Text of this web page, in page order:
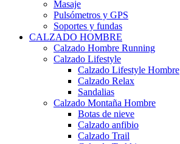
Masaje
Pulsómetros y GPS
Soportes y fundas
CALZADO HOMBRE
Calzado Hombre Running
Calzado Lifestyle
Calzado Lifestyle Hombre
Calzado Relax
Sandalias
Calzado Montaña Hombre
Botas de nieve
Calzado anfibio
Calzado Trail